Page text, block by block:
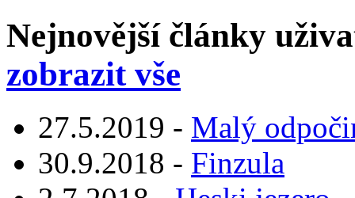
Nejnovější články
zobrazit vše
27.5.2019 - Malý
30.9.2018 - Finzula